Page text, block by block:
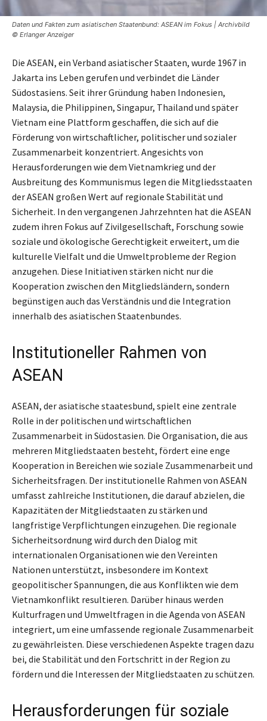
Daten und Fakten zum asiatischen Staatenbund: ASEAN im Fokus | Archivbild
© Erlanger Anzeiger
Die ASEAN, ein Verband asiatischer Staaten, wurde 1967 in
Jakarta ins Leben gerufen und verbindet die Länder
Südostasiens. Seit ihrer Gründung haben Indonesien,
Malaysia, die Philippinen, Singapur, Thailand und später
Vietnam eine Plattform geschaffen, die sich auf die
Förderung von wirtschaftlicher, politischer und sozialer
Zusammenarbeit konzentriert. Angesichts von
Herausforderungen wie dem Vietnamkrieg und der
Ausbreitung des Kommunismus legen die Mitgliedsstaaten
der ASEAN großen Wert auf regionale Stabilität und
Sicherheit. In den vergangenen Jahrzehnten hat die ASEAN
zudem ihren Fokus auf Zivilgesellschaft, Forschung sowie
soziale und ökologische Gerechtigkeit erweitert, um die
kulturelle Vielfalt und die Umweltprobleme der Region
anzugehen. Diese Initiativen stärken nicht nur die
Kooperation zwischen den Mitgliedsländern, sondern
begünstigen auch das Verständnis und die Integration
innerhalb des asiatischen Staatenbundes.
Institutioneller Rahmen von
ASEAN
ASEAN, der asiatische staatesbund, spielt eine zentrale
Rolle in der politischen und wirtschaftlichen
Zusammenarbeit in Südostasien. Die Organisation, die aus
mehreren Mitgliedstaaten besteht, fördert eine enge
Kooperation in Bereichen wie soziale Zusammenarbeit und
Sicherheitsfragen. Der institutionelle Rahmen von ASEAN
umfasst zahlreiche Institutionen, die darauf abzielen, die
Kapazitäten der Mitgliedstaaten zu stärken und
langfristige Verpflichtungen einzugehen. Die regionale
Sicherheitsordnung wird durch den Dialog mit
internationalen Organisationen wie den Vereinten
Nationen unterstützt, insbesondere im Kontext
geopolitischer Spannungen, die aus Konflikten wie dem
Vietnamkonflikt resultieren. Darüber hinaus werden
Kulturfragen und Umweltfragen in die Agenda von ASEAN
integriert, um eine umfassende regionale Zusammenarbeit
zu gewährleisten. Diese verschiedenen Aspekte tragen dazu
bei, die Stabilität und den Fortschritt in der Region zu
fördern und die Interessen der Mitgliedstaaten zu schützen.
Herausforderungen für soziale